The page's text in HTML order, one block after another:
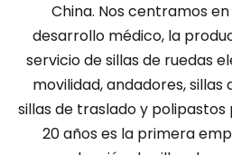
China. Nos centramos
desarrollo médico, la
servicio de sillas de ruedas
movilidad, andadores, sillas
sillas de traslado y
20 años es la primera